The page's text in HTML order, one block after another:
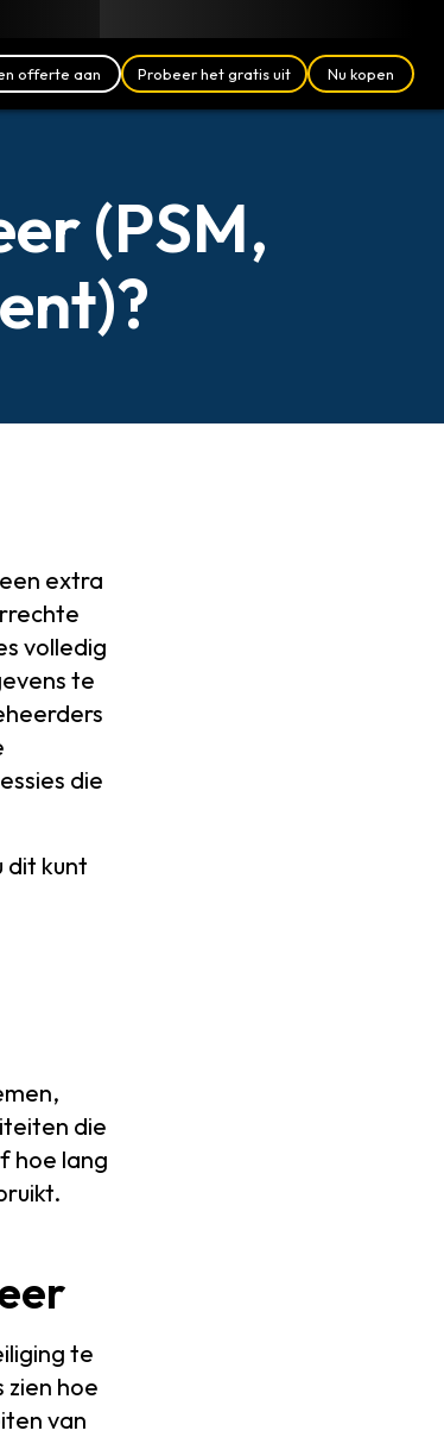
offerte aan Probeer het gratis uit Nu kopen
(PSM,
extra
volledig
te
die
dit kunt
die
hoe lang
te
hoe
van